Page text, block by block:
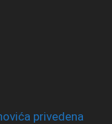
privedena